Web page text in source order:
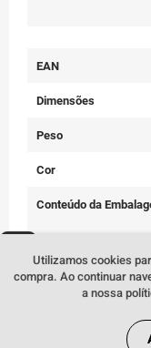
EAN
Dimensões
Peso
Cor
Conteúdo da
Utilizamos cookies
compra. Ao continuar
a nossa